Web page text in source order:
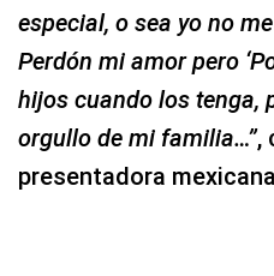
especial, o sea yo no me
Perdón mi amor pero
hijos cuando los tenga,
orgullo de mi familia…”,
presentadora